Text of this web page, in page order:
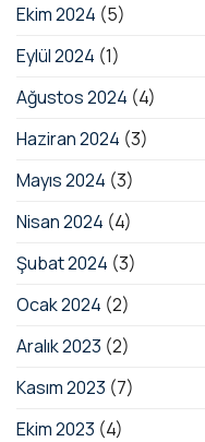
Ekim 2024 (5)
Eylül 2024 (1)
Ağustos 2024 (4)
Haziran 2024 (3)
Mayıs 2024 (3)
Nisan 2024 (4)
Şubat 2024 (3)
Ocak 2024 (2)
Aralık 2023 (2)
Kasım 2023 (7)
Ekim 2023 (4)